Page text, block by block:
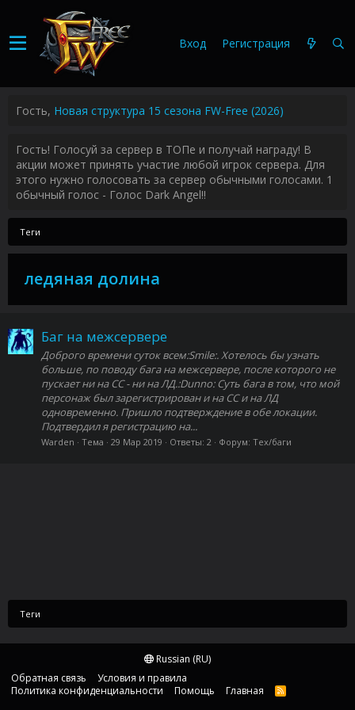
Вход Регистрация
Гость, Новая структура 15 сезона FW-Free (2026)
Гость! Голосуй за сервер в ТОПе и получай награду! В
акции может принять участие любой игрок сервера. Для
этого нужно голосовать за сервер обычными голосами. 1
обычный голос - Голос Dark Angel!!
Теги
ледяная долина
Баг на межсервере
Доброго времени суток всем:Smile:. Хотелось бы узнать
больше, по поводу бага на межсервере, после которого не
пускает ни на СС - ни на ЛД.:Dunno: Суть бага в том, что мой
персонаж был зарегистрирован и на СС и на ЛД
одновременно. Пришло подтверждение в обе локации.
Подтвердил я регистрацию на...
Warden Тема 29 Мар 2019 Ответы: 2 Форум: Тех/баги
Теги
Russian (RU)
Обратная связь
Условия и правила
Политика конфиденциальности
Помощь Главная
R
S